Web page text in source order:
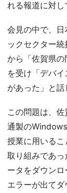
れる報道に対し
会見の中で、日
ックセクター
から「佐賀県
を受け「デバ
があった」と話
この問題は、
通製の
授業に用いるこ
取り組みであ
ータをダウン
エラーが出て